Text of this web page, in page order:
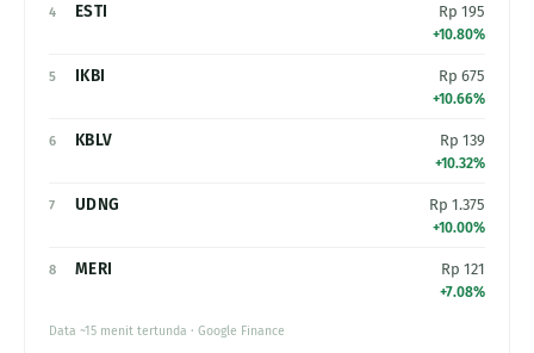
4 ESTI Rp 195
+10.80%
5 IKBI Rp 675
+10.66%
6 KBLV Rp 139
+10.32%
7 UDNG Rp 1.375
+10.00%
8 MERI Rp 121
+7.08%
Data ~15 menit tertunda · Google Finance